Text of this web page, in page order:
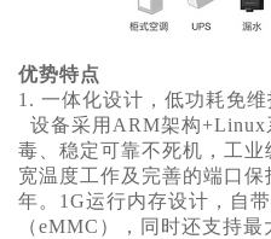
优势特点
1. 一体化设计，低功耗免维
设备采用ARM架构+Linux
毒、稳定可靠不死机，工业
宽温度工作及完善的端口
年。1G运行内存设计，自
（eMMC），同时还支持